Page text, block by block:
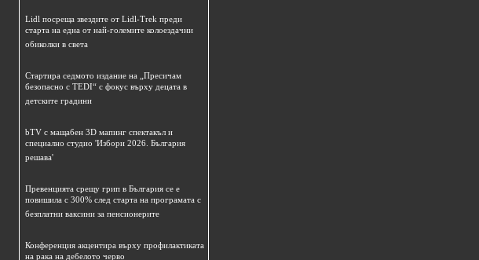
Lidl посреща звездите от Lidl-Trek преди
старта на една от най-големите колоездачни
обиколки в света
Стартира седмото издание на „Пресичам
безопасно с TEDI“ с фокус върху децата в
детските градини
bTV с мащабен 3D мапинг спектакъл и
специално студио 'Избори 2026. България
решава'
Превенцията срещу грип в България се е
повишила с 300% след старта на програмата с
безплатни ваксини за пенсионерите
Конференция акцентира върху профилактиката